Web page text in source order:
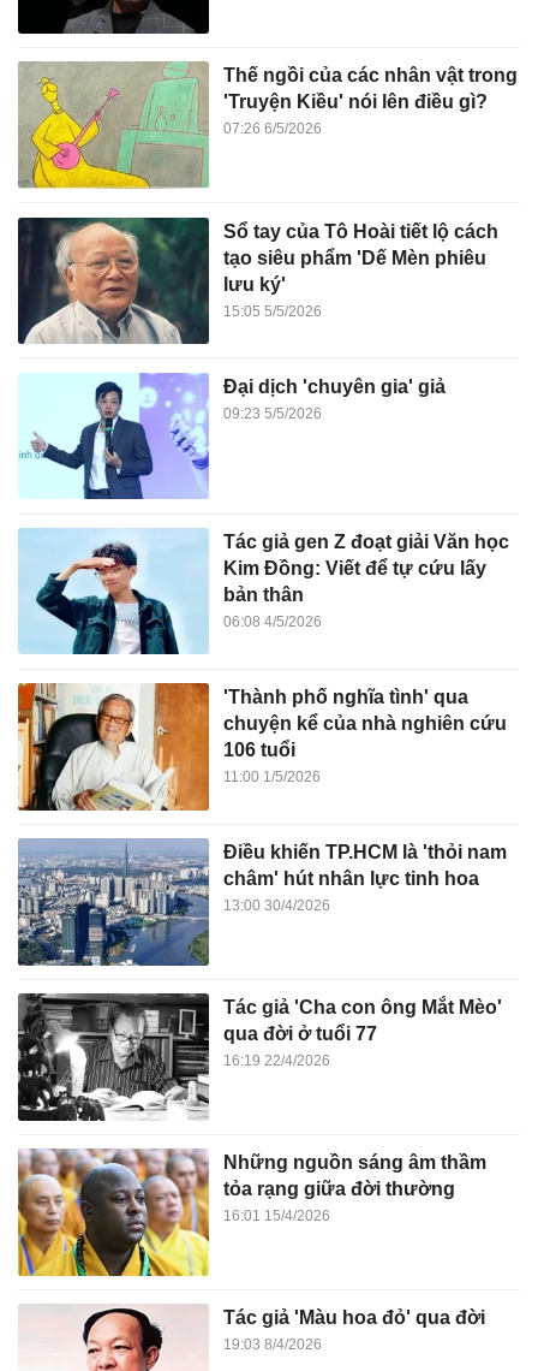
Thế ngồi của các nhân vật trong
'Truyện Kiều' nói lên điều gì?
07:26 6/5/2026
Sổ tay của Tô Hoài tiết lộ cách
tạo siêu phẩm 'Dế Mèn phiêu
lưu ký'
15:05 5/5/2026
Đại dịch 'chuyên gia' giả
09:23 5/5/2026
Tác giả gen Z đoạt giải Văn học
Kim Đồng: Viết để tự cứu lấy
bản thân
06:08 4/5/2026
'Thành phố nghĩa tình' qua
chuyện kể của nhà nghiên cứu
106 tuổi
11:00 1/5/2026
Điều khiến TP.HCM là 'thỏi nam
châm' hút nhân lực tinh hoa
13:00 30/4/2026
Tác giả 'Cha con ông Mắt Mèo'
qua đời ở tuổi 77
16:19 22/4/2026
Những nguồn sáng âm thầm
tỏa rạng giữa đời thường
16:01 15/4/2026
Tác giả 'Màu hoa đỏ' qua đời
19:03 8/4/2026